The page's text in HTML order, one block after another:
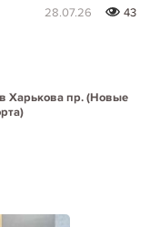
28.07.26
43
Харькова пр. (Новые